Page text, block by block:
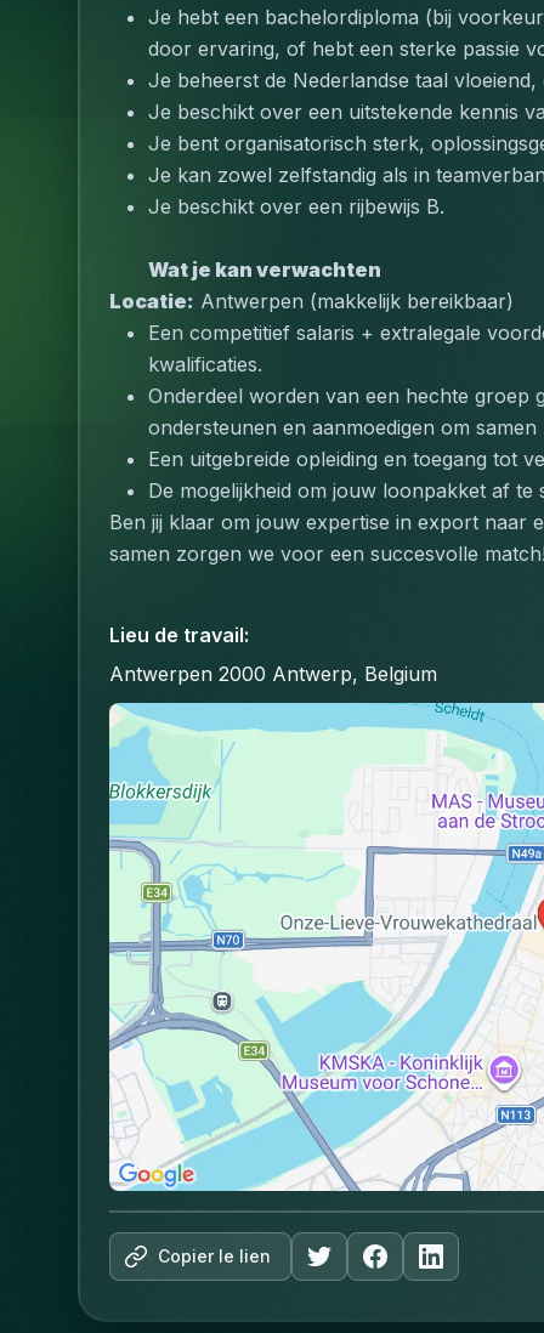
Je hebt een bachelordiploma (bij
door ervaring, of hebt een sterke passie
Je beheerst de Nederlandse taal
Je beschikt over een uitstekende kennis
Je bent organisatorisch sterk,
Je kan zowel zelfstandig als in
Je beschikt over een rijbewijs B.
Wat je kan verwachten
Locatie: Antwerpen (makkelijk bereikbaar)
Een competitief salaris + extralegale
kwalificaties.
Onderdeel worden van een hechte groep
ondersteunen en aanmoedigen om
Een uitgebreide opleiding en toegang tot
De mogelijkheid om jouw loonpakket af
Ben jij klaar om jouw expertise in export naar
samen zorgen we voor een succesvolle match!
Lieu de travail:
Antwerpen 2000 Antwerp, Belgium
Copier le lien